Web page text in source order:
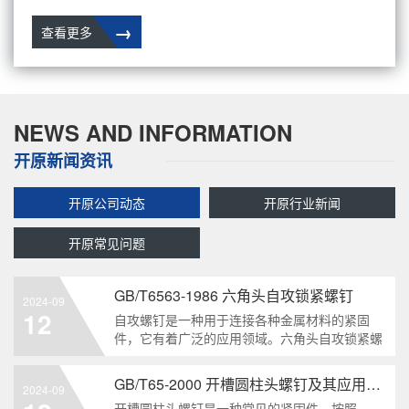
→
查看更多
NEWS AND INFORMATION
开原新闻资讯
开原公司动态 开原行业新闻
开原常见问题
2024-09
12
GB/T6563-1986 六角头自攻锁紧螺钉
自攻螺钉是一种用于连接各种金属材料的紧固
件，它有着广泛的应用领域。六角头自攻锁紧螺
标准。本文将深度分析这种螺钉的特点、应用以
及制造要求等相关知识点，为读者提供全面的了
2024-09 GB/T65-2000 开槽圆柱头螺钉及其应用领域